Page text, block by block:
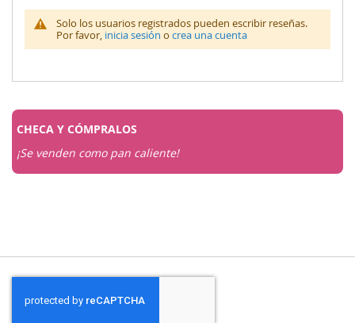
Solo los usuarios registrados pueden escribir reseñas.
Por favor, inicia sesión o crea una cuenta
CHECA Y CÓMPRALOS
¡Se venden como pan caliente!